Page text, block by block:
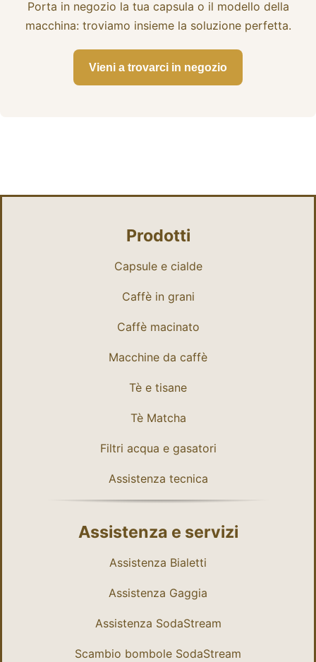
Porta in negozio la tua capsula o il modello della
macchina: troviamo insieme la soluzione perfetta.
Vieni a trovarci in negozio
Prodotti
Capsule e cialde
Caffè in grani
Caffè macinato
Macchine da caffè
Tè e tisane
Tè Matcha
Filtri acqua e gasatori
Assistenza tecnica
Assistenza e servizi
Assistenza Bialetti
Assistenza Gaggia
Assistenza SodaStream
Scambio bombole SodaStream